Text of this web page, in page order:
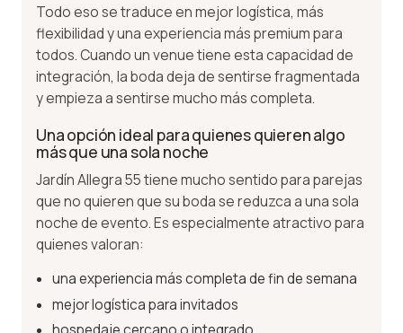
Todo eso se traduce en mejor logística, más
flexibilidad y una experiencia más premium para
todos. Cuando un venue tiene esta capacidad de
integración, la boda deja de sentirse fragmentada
y empieza a sentirse mucho más completa.
Una opción ideal para quienes quieren algo
más que una sola noche
Jardín Allegra 55 tiene mucho sentido para parejas
que no quieren que su boda se reduzca a una sola
noche de evento. Es especialmente atractivo para
quienes valoran:
una experiencia más completa de fin de semana
mejor logística para invitados